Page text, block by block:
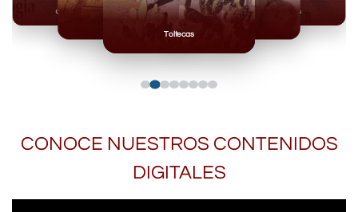
Toltecas
Mexicas
Olmecas
CONOCE NUESTROS CONTENIDOS
DIGITALES